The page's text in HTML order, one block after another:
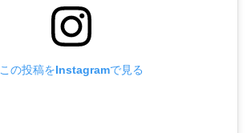
この投稿をInstagramで見る